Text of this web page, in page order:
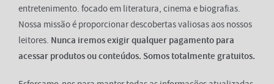
entretenimento. focado em literatura, cinema e biografias.
Nossa missão é proporcionar descobertas valiosas aos nossos
leitores. Nunca iremos exigir qualquer pagamento para
acessar produtos ou conteúdos. Somos totalmente gratuitos.